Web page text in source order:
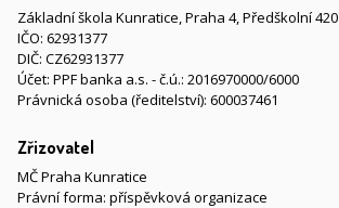
Základní škola Kunratice, Praha 4, Předškolní 420
IČO: 62931377
DIČ: CZ62931377
Účet: PPF banka a.s. - č.ú.: 2016970000/6000
Právnická osoba (ředitelství): 600037461
Zřizovatel
MČ Praha Kunratice
Právní forma: příspěvková organizace